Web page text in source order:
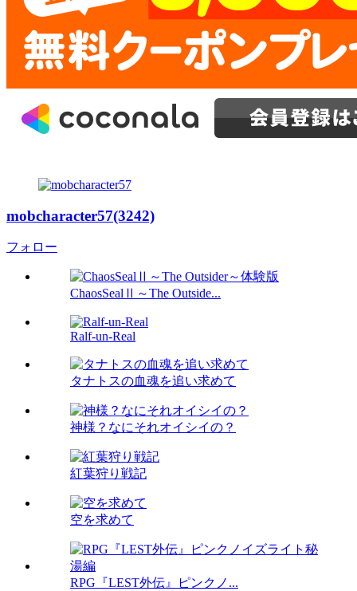
mobcharacter57(3242)
フォロー
ChaosSealⅡ～The Outside...
Ralf-un-Real
タナトスの血魂を追い求めて
神様？なにそれオイシイの？
紅葉狩り戦記
空を求めて
RPG『LEST外伝』ピンクノ...